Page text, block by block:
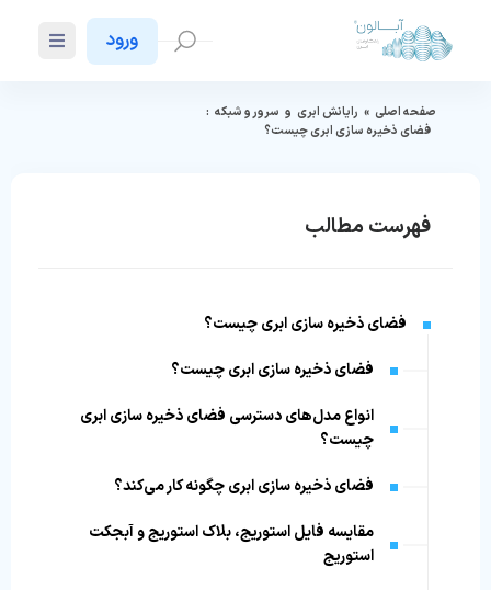
ورود
صفحه اصلی » رایانش ابری و سرور و شبکه :
فضای ذخیره سازی ابری چیست؟
فهرست مطالب
فضای ذخیره سازی ابری چیست؟
فضای ذخیره سازی ابری چیست؟
انواع مدل‌های دسترسی فضای ذخیره سازی ابری
چیست؟
فضای ذخیره سازی ابری چگونه کار می‌کند؟
مقایسه فایل استوریج، بلاک استوریج و آبجکت
استوریج